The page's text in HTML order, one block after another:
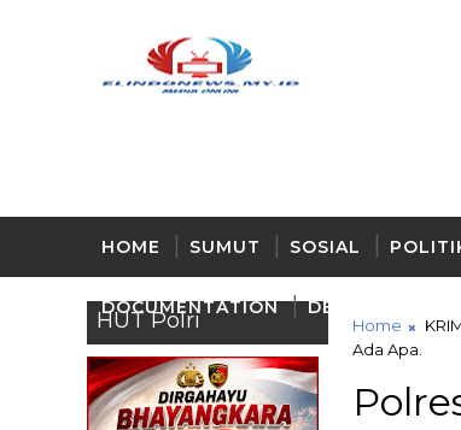
HOME SUMUT SOSIAL
DOCUMENTATION DELI - SERDANG
HUT Polri Home
Ada Apa.